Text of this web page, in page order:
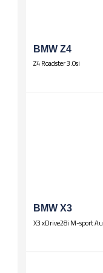
Middenarmsteun
Verwarming /
BMW Z4
Z4 Roadster 3.0si
BMW X3
X3 xDrive28i M-sport